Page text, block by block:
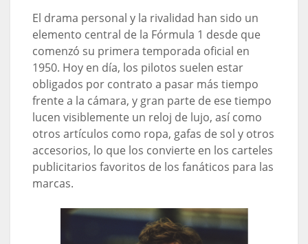
El drama personal y la rivalidad han sido un
elemento central de la Fórmula 1 desde que
comenzó su primera temporada oficial en
1950. Hoy en día, los pilotos suelen estar
obligados por contrato a pasar más tiempo
frente a la cámara, y gran parte de ese tiempo
lucen visiblemente un reloj de lujo, así como
otros artículos como ropa, gafas de sol y otros
accesorios, lo que los convierte en los carteles
publicitarios favoritos de los fanáticos para las
marcas.